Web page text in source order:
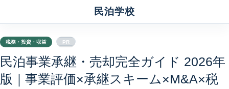
民泊学校
税務・投資・収益 PR
民泊事業承継・売却完全ガイド 2026年
版｜事業評価×承継スキーム×M&A×税